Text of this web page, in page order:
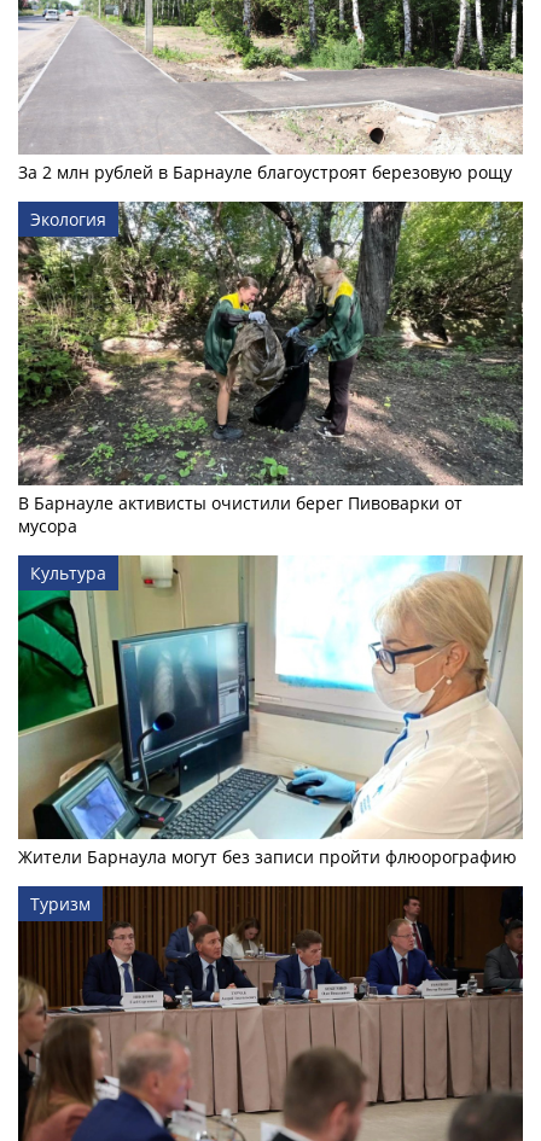
За 2 млн рублей в Барнауле благоустроят березовую рощу
Экология
В Барнауле активисты очистили берег Пивоварки от
мусора
Культура
Жители Барнаула могут без записи пройти флюорографию
Туризм